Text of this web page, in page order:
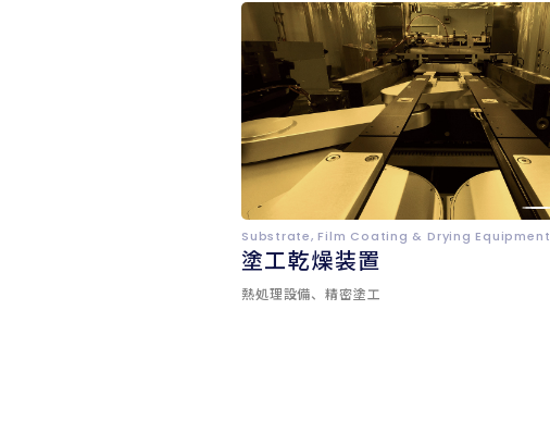
Substrate, Film Coating & Drying Equipment
塗工乾燥装置
熱処理設備、精密塗工